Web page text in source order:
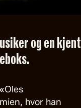
og en kjent
hvor han